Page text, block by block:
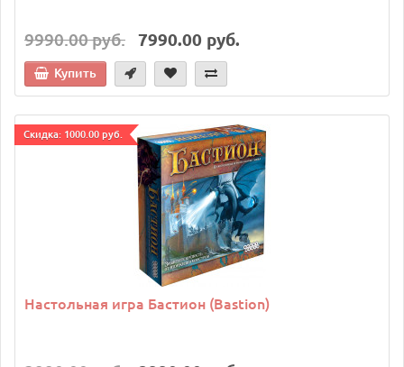
9990.00 руб. 7990.00 руб.
Купить
Cкидка: 1000.00 руб.
Настольная игра Бастион (Bastion)